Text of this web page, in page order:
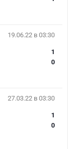
19.06.22 в 03:30
1
0
27.03.22 в 03:30
1
0